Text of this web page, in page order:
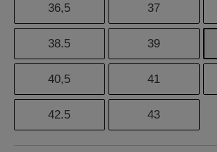
36,5 37
38.5 39
40,5 41
42.5 43